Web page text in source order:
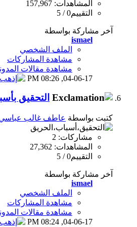
المشاهدات: 157,967
التقييم0 / 5
آخر مشاركة بواسطة
ismael
الملف الشخصي
مشاهدة المشاركات
مشاهدة مقالات
04-06-17,
08:26 PM
التحقيق
كتبت بواسطة عاطف غالب
مشاركات: 2
المشاهدات: 27,362
التقييم0 / 5
آخر مشاركة بواسطة
ismael
الملف الشخصي
مشاهدة المشاركات
مشاهدة مقالات
04-06-17,
08:24 PM